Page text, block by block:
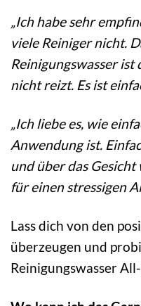
„Ich habe sehr
viele Reiniger nicht.
Reinigungswasser ist
nicht reizt. Es ist
„Ich liebe es, wie
Anwendung ist.
und über das
für einen stressigen
Lass dich von den
überzeugen und
Reinigungswasser